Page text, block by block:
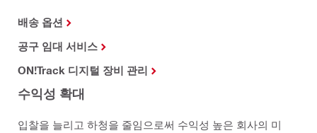
배송 옵션
공구 임대 서비스
ON!Track 디지털 장비 관리
수익성 확대
입찰을 늘리고 하청을 줄임으로써 수익성 높은 회사의 미